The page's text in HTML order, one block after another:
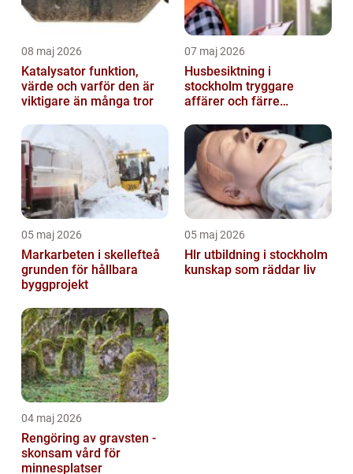
08 maj 2026
Katalysator funktion,
värde och varför den är
viktigare än många tror
07 maj 2026
Husbesiktning i
stockholm tryggare
affärer och färre
05 maj 2026
Markarbeten i skellefteå
grunden för hållbara
byggprojekt
05 maj 2026
Hlr utbildning i stockholm
kunskap som räddar liv
04 maj 2026
Rengöring av gravsten -
skonsam vård för
minnesplatser